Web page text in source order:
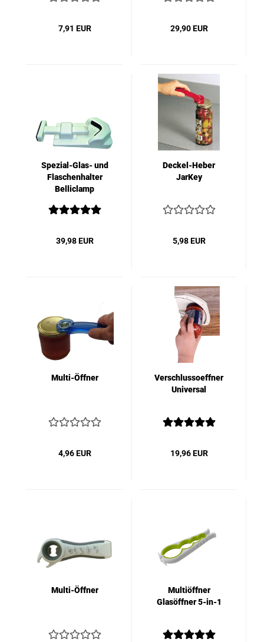
7,91 EUR 29,90 EUR
Spezial-Glas- und
Flaschenhalter
Belliclamp
39,98 EUR
Deckel-Heber
JarKey
5,98 EUR
Multi-Öffner
4,96 EUR
Verschlussoeffner
Universal
19,96 EUR
Multi-Öffner
Multiöffner
Glasöffner 5-in-1